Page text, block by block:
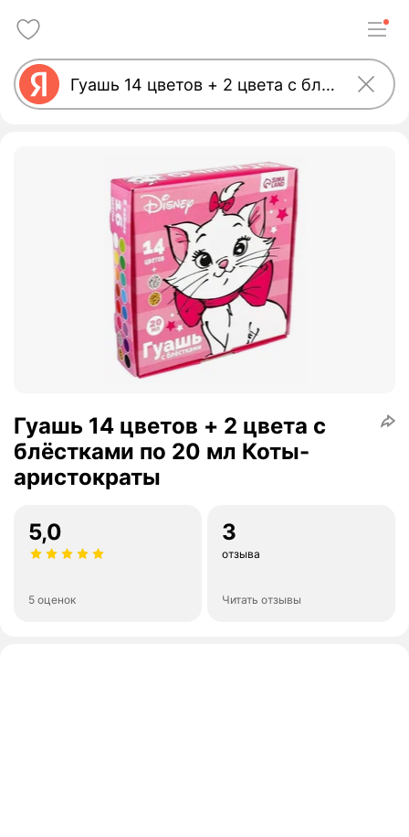
Гуашь 14 цветов + 2 цвета с
блёстками по 20 мл Коты-
аристократы
5,0
5 оценок
3
отзыва
Читать отзывы